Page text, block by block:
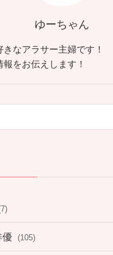
ゆーちゃん
なアラサー主婦です！
をお伝えします！
(105)